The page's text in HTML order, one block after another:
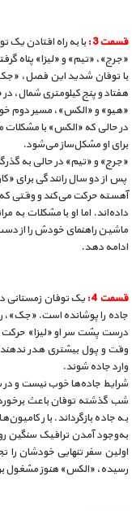
قسمت 3 :
با به راه افتادن
«جرج»، «تیم» و «لیزا» پناه
با توفان شدید این فصل،
هفتاد و پنج کیلومتری شمال،
«هیو» و «الکس»، مسیر دوم
در حالی که «الکس» با مشکلات
برای او مشکل‌ساز می‌شود.
«جرج» و «تیم» در حالی به
پس از دو سال رانندگی برای
آهسته حرکت می‌کند و وقتی که
داده‌اند. اما او با مشکلات
ماشین راهنمای خودش را از
ادامه دهد.
قسمت 4 :
جاده را پوشانده است. «جک»،
درست پشت سر او «لیزا»
وقت و پول بیشتری هدر
وارد جاده شوند.
شرایط جاده‌ها خوب نیست و در
شب گذشته توفان باعث
به جاده بازگرداند. بار
به‌وجود آمدن ترافیک سنگین
اولین سفر تنهایی خودشان
رسیده، «الکس» هنوز